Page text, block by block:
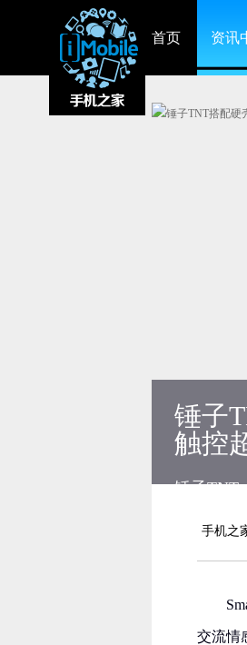
首页 资讯
锤子
触控
锤子TNT
手机之
交流情